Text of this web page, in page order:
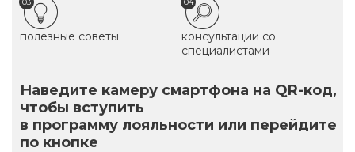
полезные советы
консультации со
специалистами
Наведите камеру смартфона на QR-код,
чтобы вступить
в программу лояльности или перейдите
по кнопке